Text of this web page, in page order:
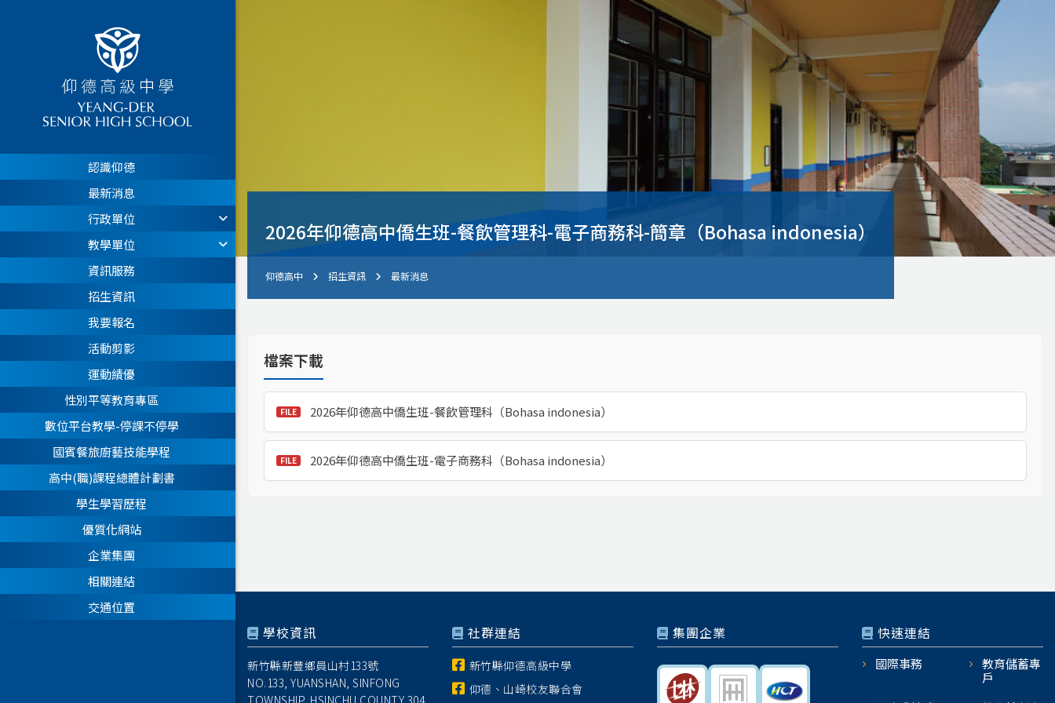
認識仰德
最新消息
行政單位
教學單位
資訊服務
招生資訊
我要報名
活動剪影
運動績優
性別平等教育專區
數位平台教學-停課不停學
國賓餐旅廚藝技能學程
高中(職)課程總體計劃書
學生學習歷程
優質化網站
企業集團
相關連結
交通位置
2026年仰德高中僑生班-餐飲管理科-電子商務科-簡章（Bohasa indonesia）
仰德高中 招生資訊 最新消息
檔案下載
2026年仰德高中僑生班-餐飲管理科（Bohasa indonesia）
2026年仰德高中僑生班-電子商務科（Bohasa indonesia）
學校資訊
新竹縣新豐鄉員山村133號
NO.133, YUANSHAN, SINFONG
TOWNSHIP, HSINCHU COUNTY 304,
社群連結
新竹縣仰德高級中學
仰德、山崎校友聯合會
集團企業 快速連結
國際事務
教育儲蓄專
戶